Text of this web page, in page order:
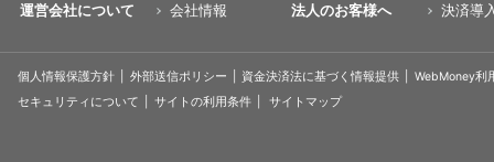
運営会社について 会社情報 法人のお客様へ 決済導
個人情報保護方針 外部送信ポリシー 資金決済法に基づく情報提供
WebMoney利
セキュリティについて
サイトの利用条件 サイトマップ